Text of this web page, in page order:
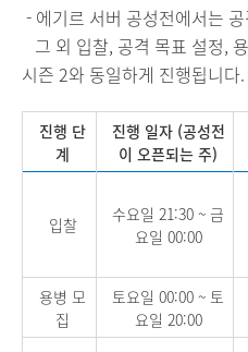
- 에기르 서버 공성전에서는
그 외 입찰, 공격 목표 설정,
시즌 2와 동일하게 진행됩니다.
진행 단
계
진행 일자 (공성전
이 오픈되는 주)
입찰
수요일 21:30 ~ 금
요일 00:00
용병 모
집
토요일 00:00 ~ 토
요일 20:00